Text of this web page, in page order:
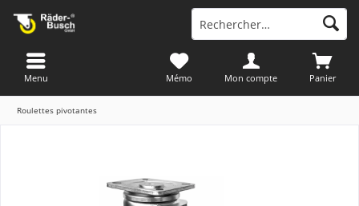
Panier
Mémo Mon compte
Menu
Roulettes pivotantes